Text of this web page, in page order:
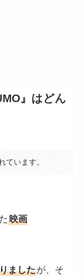
』はどん
ています。
映画
ましたが、そ